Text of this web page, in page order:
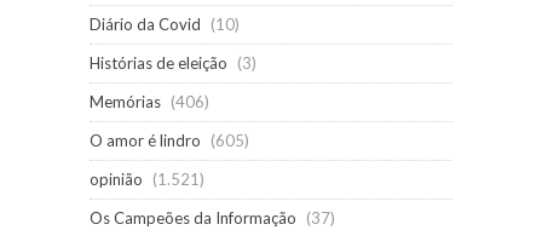
Diário da Covid
(10)
Histórias de eleição
(3)
Memórias (406)
O amor é lindro
(605)
opinião
(1.521)
Os Campeões da Informação
(37)